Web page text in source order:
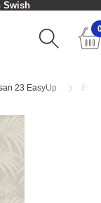
Swish
23 EasyUp